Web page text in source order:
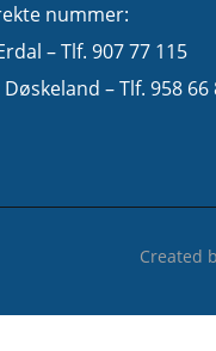
nummer:
– Tlf. 907 77 115
– Tlf. 958 66
Created